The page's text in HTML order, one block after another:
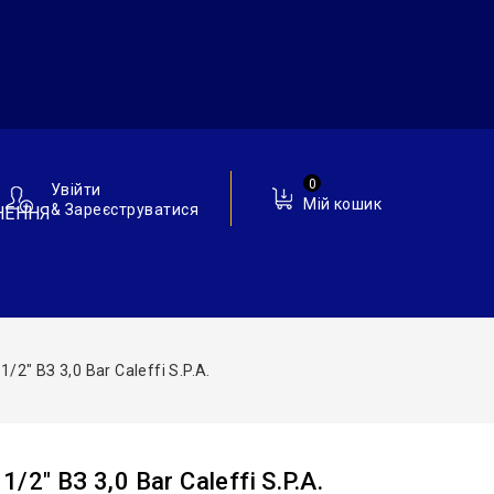
Мій кошик
0
Увійти
& Зареєструватися
ВЗ 3,0 Bar Caleffi S.p.a.
2″ ВЗ 3,0 Bar Caleffi S.p.a.